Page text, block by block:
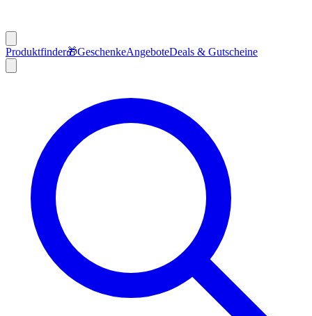
Produktfinder🎁GeschenkeAngeboteDeals & Gutscheine